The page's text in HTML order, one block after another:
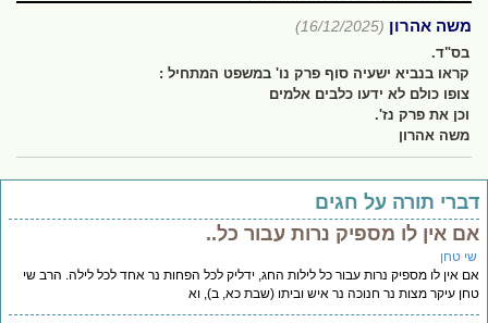
משה אהרון (16/12/2025)
בס"ד.
קראו בנביא ישעיה סוף פרק נו' במשפט המתחיל :
צופו כולם לא ידעו כלבים אלמים
וכן את פרק נז'.
משה אהרון
תורה על חגים
אין לו מספיק נרות עבור כל..
טחן
אין לו מספיק נרות עבור כל לילות החג, ידליק לכל הפחות נר אחד לכל לילה. הרב שי
עיקר מצות נר חנוכה נר איש וביתו (שבת כא, ב), וא